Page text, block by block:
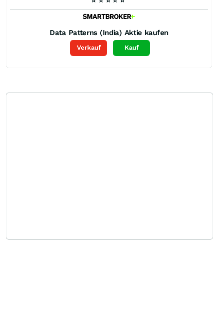
Data Patterns (India) Aktie kaufen
Verkauf Kauf